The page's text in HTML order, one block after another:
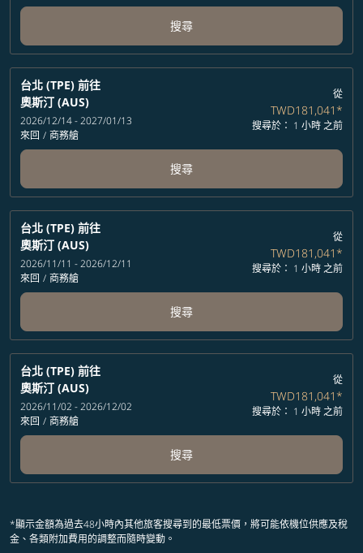
搜尋
台北 (TPE) 前往
奧斯汀 (AUS)
2026/12/14 - 2027/01/13
來回 / 商務艙
從
TWD181,041*
搜尋於： 1 小時 之前
搜尋
台北 (TPE) 前往
奧斯汀 (AUS)
2026/11/11 - 2026/12/11
來回 / 商務艙
從
TWD181,041*
搜尋於： 1 小時 之前
搜尋
台北 (TPE) 前往
奧斯汀 (AUS)
2026/11/02 - 2026/12/02
來回 / 商務艙
從
TWD181,041*
搜尋於： 1 小時 之前
搜尋
*顯示金額為過去48小時內其他旅客搜尋到的最低票價，將可能依機位供應及稅
金、各類附加費用的調整而隨時變動。